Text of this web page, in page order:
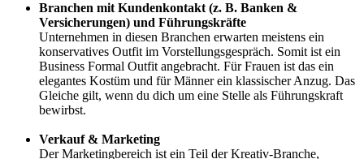
Branchen mit Kundenkontakt (z. B. Banken &
Versicherungen) und Führungskräfte
Unternehmen in diesen Branchen erwarten meistens ein
konservatives Outfit im Vorstellungsgespräch. Somit ist ein
Business Formal Outfit angebracht. Für Frauen ist das ein
elegantes Kostüm und für Männer ein klassischer Anzug. Das
Gleiche gilt, wenn du dich um eine Stelle als Führungskraft
bewirbst.
Verkauf & Marketing
Der Marketingbereich ist ein Teil der Kreativ-Branche,